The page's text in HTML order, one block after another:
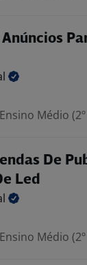
Ensino Médio
De
Led
Ensino Médio